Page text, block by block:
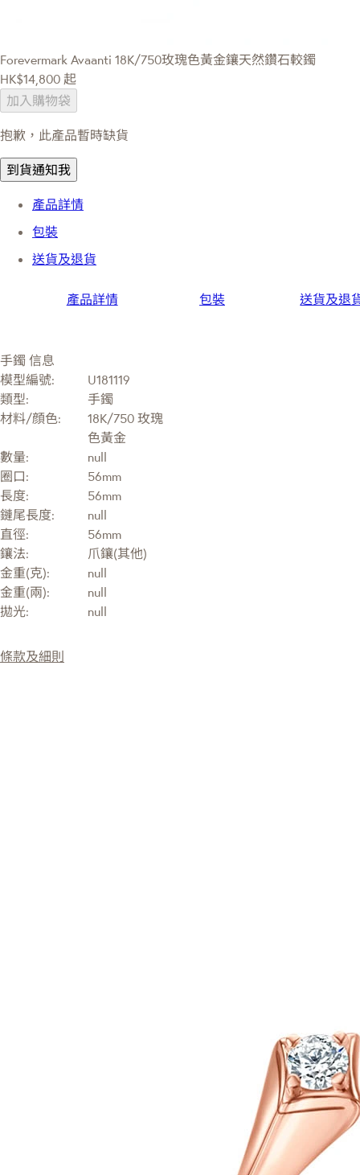
Forevermark Avaanti 18K/750玫瑰色黃金鑲天然鑽石較鐲
HK$14,800 起
加入購物袋
抱歉，此產品暫時缺貨
到貨通知我
產品詳情
包裝
送貨及退貨
產品詳情 包裝 送貨及退
手鐲 信息
模型編號:
U181119
類型:
手鐲
材料/顔色:
18K/750 玫瑰
色黃金
數量:
null
圈口:
56mm
長度:
56mm
鏈尾長度:
null
直徑:
56mm
鑲法:
爪鑲(其他)
金重(克):
null
金重(兩):
null
拋光:
null
條款及細則